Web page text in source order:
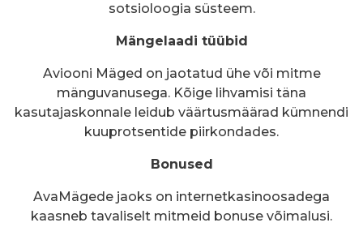
sotsioloogia süsteem.
Mängelaadi tüübid
Aviooni Mäged on jaotatud ühe või mitme
mänguvanusega. Kõige lihvamisi täna
kasutajaskonnale leidub väärtusmäärad kümnendi
kuuprotsentide piirkondades.
Bonused
AvaMägede jaoks on internetkasinoosadega
kaasneb tavaliselt mitmeid bonuse võimalusi.